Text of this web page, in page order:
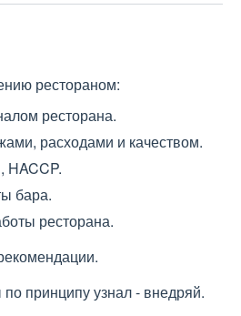
рестораном:
ресторана.
расходами и качеством.
HACCP.
бара.
ресторана.
принципу узнал - внедряй.